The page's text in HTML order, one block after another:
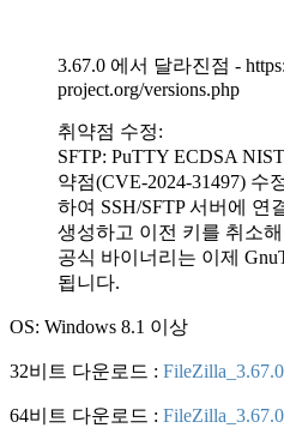
3.67.0 에서 달라진점 -
project.org/versions.php
취약점 수정:
SFTP: PuTTY ECDSA
약점(CVE-2024-31497) 수
하여 SSH/SFTP 서버에 연
생성하고 이전 키를 취소
공식 바이너리는 이제
됩니다.
OS: Windows 8.1 이상
32비트 다운로드 :
64비트 다운로드 :